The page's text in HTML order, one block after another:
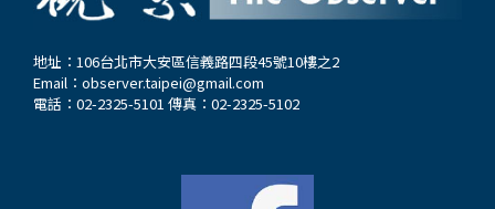
地址：106台北市大安區信義路四段45號10樓之2
Email： observer.taipei@gmail.com
電話：02-2325-5101 傳真：02-2325-5102